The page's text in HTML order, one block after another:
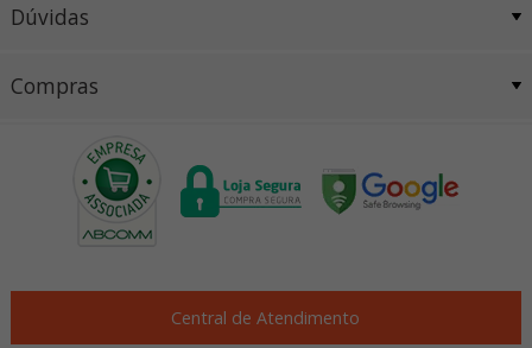
Dúvidas
Compras
Central de Atendimento